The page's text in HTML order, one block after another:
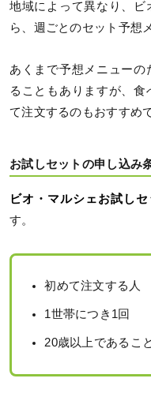
地域によって異なり、ビ
ら、週ごとのセット予想
あくまで予想メニュー
ることもありますが、
て注文するのもおすすめ
お試しセットの申し込み
ビオ・マルシェお試し
す。
初めて注文する人
1世帯につき1回
20歳以上であること